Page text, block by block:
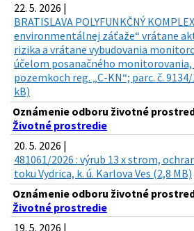
22. 5. 2026 |
BRATISLAVA POLYFUNKČNÝ
environmentálnej záťaže“ vrátane
rizika a vrátane vybudovania
účelom posanačného monitorovania,
pozemkoch reg. „C-KN“; parc. č.
kB)
Oznámenie odboru životné
Životné prostredie
20. 5. 2026 |
481061/2026 : výrub 13 x strom,
toku Vydrica, k. ú. Karlova Ves (2,8 MB)
Oznámenie odboru životné
Životné prostredie
19. 5. 2026 |